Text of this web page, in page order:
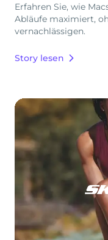
Erfahren Sie, wie
Abläufe maximiert,
vernachlässigen.
Story lesen